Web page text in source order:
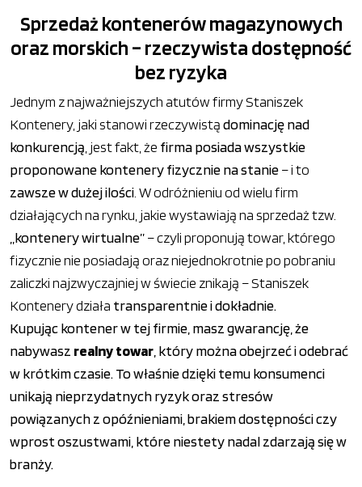
Sprzedaż kontenerów magazynowych
oraz morskich – rzeczywista dostępność
bez ryzyka
Jednym z najważniejszych atutów firmy Staniszek
Kontenery, jaki stanowi rzeczywistądominację nad
konkurencją , jest fakt, że firma posiada wszystkie
proponowane kontenery fizycznie na stanie– i to
zawsze w dużej ilości . W odróżnieniu od wielu firm
działających na rynku, jakie wystawiają na sprzedaż tzw.
„kontenery wirtualne”– czyli proponują towar, którego
fizycznie nie posiadają oraz niejednokrotnie po pobraniu
zaliczki najzwyczajniej w świecie znikają – Staniszek
Kontenery działa transparentnie i dokładnie.
Kupując kontener w tej firmie, masz gwarancję, że
nabywasz realny towar , który można obejrzeć i odebrać
w krótkim czasie. To właśnie dzięki temu konsumenci
unikają nieprzydatnych ryzyk oraz stresów
powiązanych z opóźnieniami, brakiem dostępności czy
wprost oszustwami, które niestety nadal zdarzają się w
branży.